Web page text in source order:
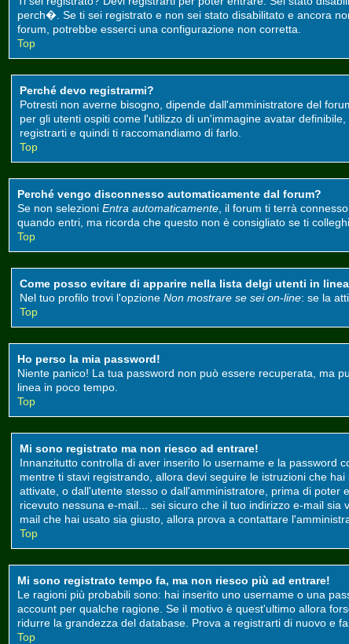
perch�. Se ti sei registrato e non sei stato disabilitato e ancora
forum, potrebbe esserci una configurazione non corretta.
Top
Perché devo registrarmi?
Potresti non averne bisogno, dipende dall'amministratore del
per gli utenti ospiti come l'utilizzo di un'immagine avatar
registrarti e quindi ti raccomandiamo di farlo.
Top
Perché vengo disconnesso automaticamente dal forum?
Se non selezioni Entra automaticamente , il forum ti terrà
quando entri, ma ricorda che questo non è consigliato se ti
Top
Come posso evitare di apparire nella lista delgi utenti in
Nel tuo profilo trovi l'opzione Non mostrare se sei on-line: se la
Top
Ho perso la mia password!
Niente panico! La tua password non può essere recuperata, ma
linea in poco tempo.
Top
Mi sono registrato ma non riesco ad entrare!
Innanzitutto controlla di aver inserito lo username e la password
mentre ti stavi registrando, allora devi seguire le istruzioni che
attivate, o dall'utente stesso o dall'amministratore, prima di
ricevuto nessuna e-mail... sei sicuro che il tuo indirizzo e-mail
mail che hai usato sia giusto, allora prova a contattare
Top
Mi sono registrato tempo fa, ma non riesco più ad entrare!
Le ragioni più probabili sono: hai inserito uno username o una
account per qualche ragione. Se il motivo è quest'ultimo allora
ridurre la grandezza del database. Prova a registrarti di nuovo e
Top